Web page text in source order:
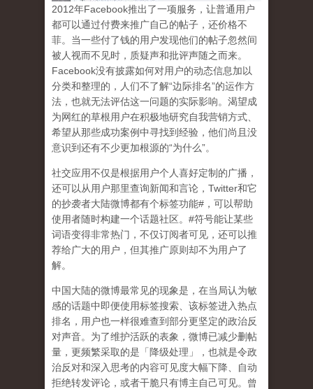
2012年Facebook推出了一项服务，让普通用户
都可以通过付费来推广自己的帖子，还价格不
菲。当一些付了钱的用户发现他们的帖子忽然间
被人视而不见时，质疑声和批评声随之而来。
Facebook没有披露如何对用户的动态信息加以
分类和整理的，人们不了解“边际排名”的运作方
法，也就无法评估这一问题的实际影响。渴望成
为网红的草根用户在积极地研究自我营销方式、
希望从那些成功案例中寻找到经验，他们尚且没
意识到 还有不少更加根源的“为什么”。
社交应用不仅是根据用户个人喜好定制的广播，
还可以从用户那里查询新闻和言论， Twitter和它
的抄袭者大陆微博都有个标签功能# ，可以帮助
使用者随时构建一个话题社区。 #符号能让某些
词语变得非常热门，不仅订阅者可见，还可以推
荐给广大的用户，但其推广原则却不为用户了
解。
中国大陆的微博最常见的现象是，在当局认为敏
感的话题中即便使用标签搜索、该标签进入热点
排名，用户也一样很难查到部分更坚定的政治反
对声音。为了维护活跃的表象，微博已减少删帖
量，更频繁采取的是「降级处理」，也就是令政
治反对和深入思考的内容可见度大幅下降、自动
拒绝转发评论，或者干脆只有博主自己可见。曾